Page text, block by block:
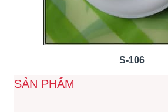
S-106
SẢN PHẨM